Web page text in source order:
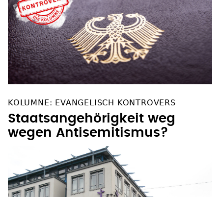
KOLUMNE: EVANGELISCH KONTROVERS
Staatsangehörigkeit weg
wegen Antisemitismus?